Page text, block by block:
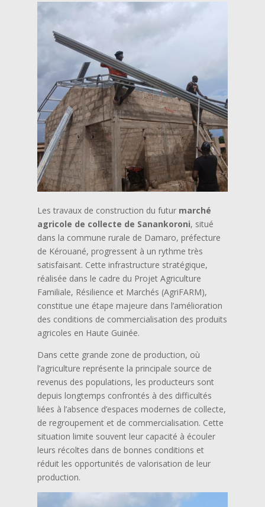
Les travaux de construction du futur marché
agricole de collecte de Sanankoroni, situé
dans la commune rurale de Damaro, préfecture
de Kérouané, progressent à un rythme très
satisfaisant. Cette infrastructure stratégique,
réalisée dans le cadre du Projet Agriculture
Familiale, Résilience et Marchés (AgriFARM),
constitue une étape majeure dans l’amélioration
des conditions de commercialisation des produits
agricoles en Haute Guinée.
Dans cette grande zone de production, où
l’agriculture représente la principale source de
revenus des populations, les producteurs sont
depuis longtemps confrontés à des difficultés
liées à l’absence d’espaces modernes de collecte,
de regroupement et de commercialisation. Cette
situation limite souvent leur capacité à écouler
leurs récoltes dans de bonnes conditions et
réduit les opportunités de valorisation de leur
production.